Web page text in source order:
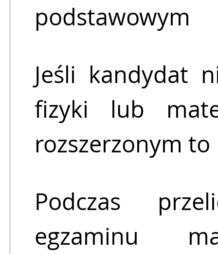
podstawowym
Jeśli kandydat
fizyki lub
rozszerzonym to
Podczas
egzaminu